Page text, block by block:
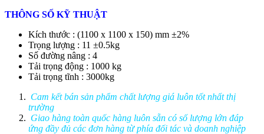
THÔNG SỐ KỸ THUẬT
Kích thước : (1100 x 1100 x 150) mm ±2%
Trọng lượng : 11 ±0.5kg
Số đường nâng : 4
Tải trọng động : 1000 kg
Tải trọng tĩnh : 3000kg
Cam kết bán sản phẩm chất lượng giá luôn tốt nhất thị
trường
Giao hàng toàn quốc hàng luôn sẵn có số lượng lớn đáp
ứng đầy đủ các đơn hàng từ phía đối tác và doanh nghiệp